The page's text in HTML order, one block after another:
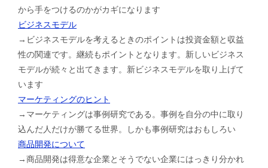
から手をつけるのかがカギになります
ビジネスモデル
→ビジネスモデルを考えるときのポイントは投資金額と収益
性の関連です。継続もポイントとなります。新しいビジネス
モデルが続々と出てきます。新ビジネスモデルを取り上げて
います
マーケティングのヒント
→マーケティングは事例研究である。事例を自分の中に取り
込んだ人だけが勝てる世界。しかも事例研究はおもしろい
商品開発について
→商品開発は得意な企業とそうでない企業にはっきり分かれ